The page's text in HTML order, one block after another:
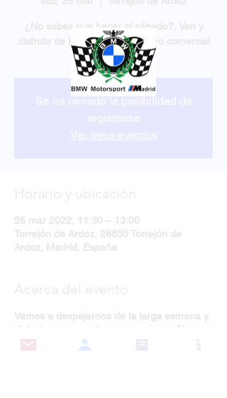
¿No sabes que hacer el sábado?, Ven y
disfruta de los BMW en el centro comercial
Oasiz.
Se ha cerrado la posibilidad de
registrarse
Ver otros eventos
Horario y ubicación
26 mar 2022, 11:30 – 13:00
Torrejón de Ardoz, 28850 Torrejón de
Ardoz, Madrid, España
Acerca del evento
Vamos a despejarnos de la larga semana y
disfrutar un poco de nuestras joyas. No
dudes en venir y conocernos.